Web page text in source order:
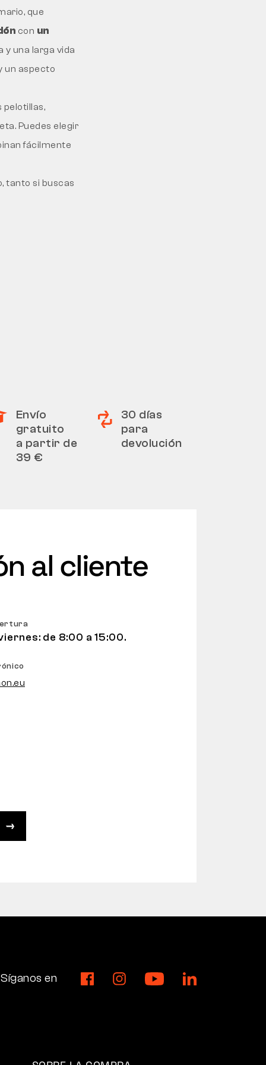
que
con un
y una larga vida
un aspecto
pelotillas,
Puedes elegir
fácilmente
tanto si buscas
Envío
gratuito
a partir de
39 €
30 días
para
devolución
al cliente
de 8:00 a 15:00.
Síganos en